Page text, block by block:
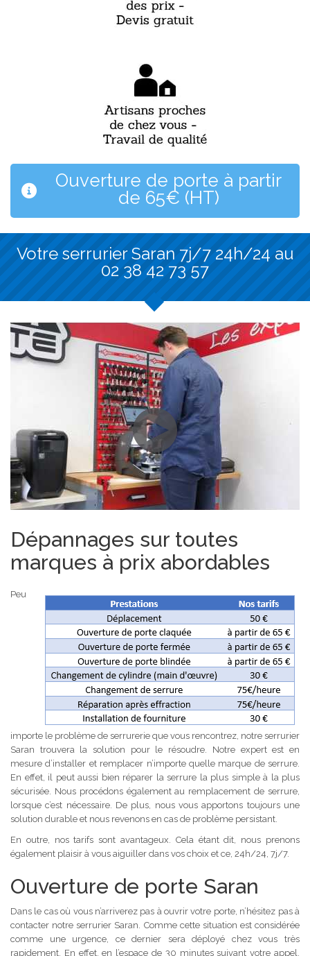
Ouverture de porte à partir
de 65€ (HT)
Votre serrurier Saran 7j/7 24h/24 au
02 38 42 73 57
Dépannages sur toutes
marques à prix abordables
Peu
importe le problème de serrurerie que vous rencontrez, notre serrurier
Saran trouvera la solution pour le résoudre. Notre expert est en
mesure d’installer et remplacer n’importe quelle marque de serrure.
En effet, il peut aussi bien réparer la serrure la plus simple à la plus
sécurisée. Nous procédons également au remplacement de serrure,
lorsque c’est nécessaire. De plus, nous vous apportons toujours une
solution durable et nous revenons en cas de problème persistant.
En outre, nos tarifs sont avantageux. Cela étant dit, nous prenons
également plaisir à vous aiguiller dans vos choix et ce, 24h/24, 7j/7.
Ouverture de porte Saran
Dans le cas où vous n’arriverez pas à ouvrir votre porte, n’hésitez pas à
contacter notre serrurier Saran. Comme cette situation est considérée
comme une urgence, ce dernier sera déployé chez vous très
rapidement. En effet, en l’espace de 30 minutes suivant votre appel,